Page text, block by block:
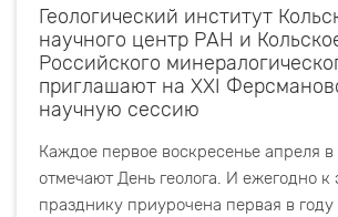
Геологический институт
научного центр РАН и
Российского
приглашают на XXI
научную сессию
Каждое первое воскресенье апреля
отмечают День геолога. И ежегодно к
празднику приурочена первая в